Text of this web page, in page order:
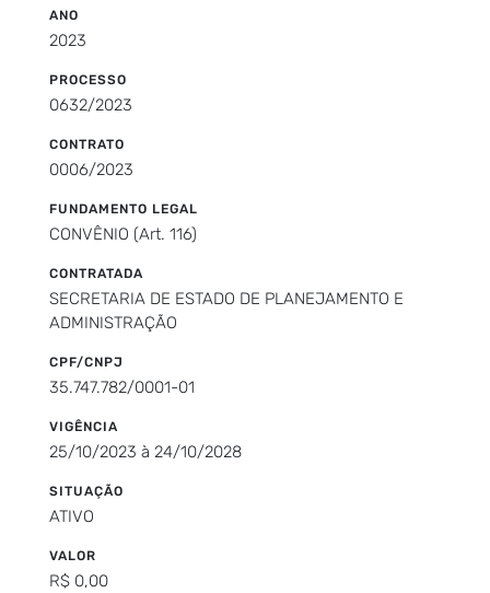
ANO
2023
PROCESSO
0632/2023
CONTRATO
0006/2023
FUNDAMENTO LEGAL
CONVÊNIO (Art. 116)
CONTRATADA
SECRETARIA DE ESTADO DE PLANEJAMENTO E
ADMINISTRAÇÃO
CPF/CNPJ
35.747.782/0001-01
VIGÊNCIA
25/10/2023 à 24/10/2028
SITUAÇÃO
ATIVO
VALOR
R$ 0,00